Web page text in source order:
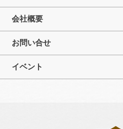
会社概要
お問い合せ
イベント